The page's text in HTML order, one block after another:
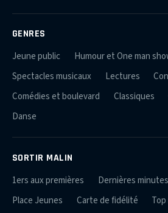
GENRES
Jeune public
Humour et One man
Spectacles musicaux
Lectures
Comédies et boulevard
Classiques
Danse
SORTIR MALIN
1ers aux premières Dernières minutes
Place Jeunes
Carte de fidélité